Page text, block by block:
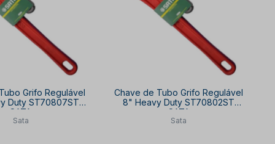
Grifo Regulável
Duty ST70807ST
SATA
Sata
Chave de Tubo Grifo Regulável
8" Heavy Duty ST70802ST
SATA
Sata